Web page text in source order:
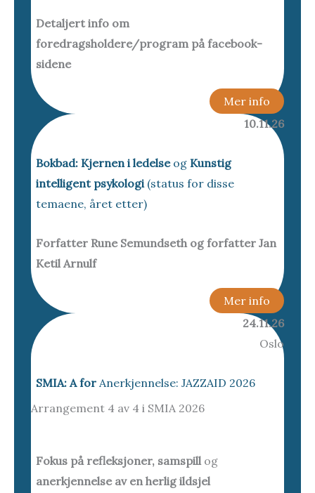
Detaljert info om
foredragsholdere/program på facebook-
sidene
Mer info
10.11.26
Bokbad: Kjernen i ledelseog Kunstig
intelligent psykologi (status for disse
temaene, året etter)
Forfatter Rune Semundseth og forfatter Jan
Ketil Arnulf
Mer info
24.11.26
Oslo
SMIA: A forAnerkjennelse: JAZZAID 2026
Arrangement 4 av 4 i SMIA 2026
Fokus på refleksjoner, samspill og
anerkjennelse av en herlig ildsjel